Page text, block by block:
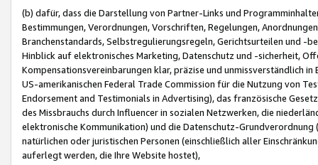
(b) dafür, dass die Darstellung von Partner-Links und
Bestimmungen, Verordnungen, Vorschriften, Regelungen,
Branchenstandards, Selbstregulierungsregeln, Gerichtsurteilen und -
Hinblick auf elektronisches Marketing, Datenschutz und -sicherheit,
Kompensationsvereinbarungen klar, präzise und unmissverständlich
US-amerikanischen Federal Trade Commission für die Nutzung von
Endorsement and Testimonials in Advertising), das französische
des Missbrauchs durch Influencer in sozialen Netzwerken, die
elektronische Kommunikation) und die Datenschutz-
natürlichen oder juristischen Personen (einschließlich aller
auferlegt werden, die Ihre Website hostet),